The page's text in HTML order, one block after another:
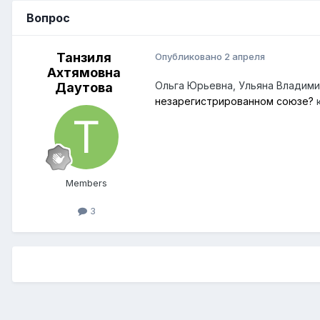
Вопрос
Танзиля
Ахтямовна
Даутова
Members
3
Опубликовано 2 апреля
Ольга Юрьевна, Ульяна
незарегистрированном союзе?